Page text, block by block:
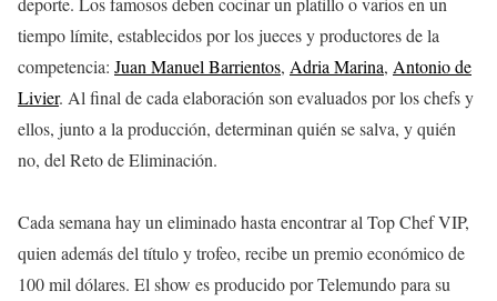
tiempo límite, establecidos por los jueces y productores de la
competencia: Juan Manuel Barrientos, Adria Marina, Antonio de
Livier. Al final de cada elaboración son evaluados por los chefs y
ellos, junto a la producción, determinan quién se salva, y quién
no, del Reto de Eliminación.
Cada semana hay un eliminado hasta encontrar al Top Chef VIP,
quien además del título y trofeo, recibe un premio económico de
100 mil dólares. El show es producido por Telemundo para su